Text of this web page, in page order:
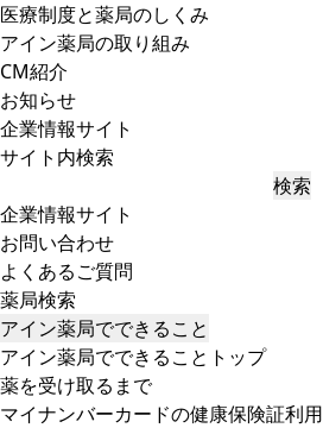
医療制度と薬局のしくみ
アイン薬局の取り組み
CM紹介
お知らせ
企業情報サイト
サイト内検索
検索
企業情報サイト
お問い合わせ
よくあるご質問
薬局検索
アイン薬局でできること
アイン薬局でできることトップ
薬を受け取るまで
マイナンバーカードの健康保険証利用